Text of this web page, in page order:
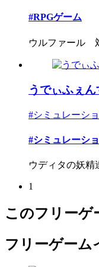
#RPGゲーム
ウルファール
うでぃふぇん
#シミュレーシ
#シミュレーシ
ウディタの妖精
1
このフリーゲ
フリーゲーム